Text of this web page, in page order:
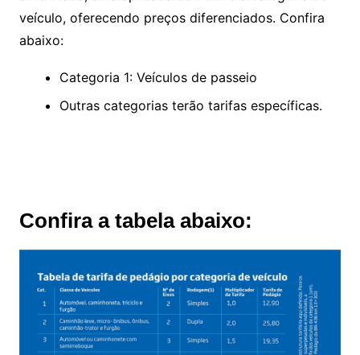
veículo, oferecendo preços diferenciados. Confira
abaixo:
Categoria 1: Veículos de passeio
Outras categorias terão tarifas específicas.
Confira a tabela abaixo: